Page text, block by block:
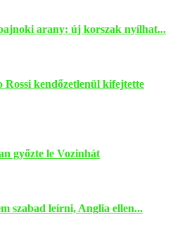
arany: új korszak nyílhat...
Rossi kendőzetlenül kifejtette
győzte le Vozinhát
szabad leírni, Anglia ellen...